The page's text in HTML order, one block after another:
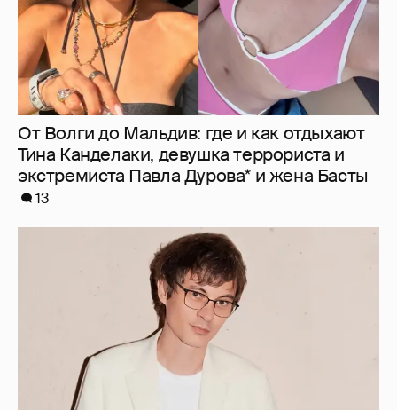
От Волги до Мальдив: где и как отдыхают
Тина Канделаки, девушка террориста и
экстремиста Павла Дурова* и жена Басты
13